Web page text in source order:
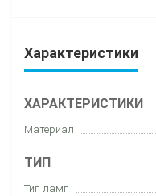
Характеристики
ХАРАКТЕРИСТИКИ
Материал
ТИП
Тип ламп